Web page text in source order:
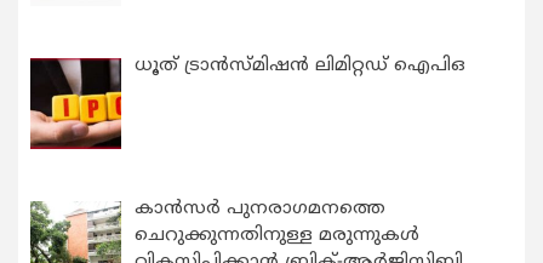
ധൂത് ട്രാൻസ്മിഷൻ ലിമിറ്റഡ് ഐപിഒ
കാന്‍സര്‍ പുനരാഗമനത്തെ
ചെറുക്കുന്നതിനുള്ള മരുന്നുകള്‍